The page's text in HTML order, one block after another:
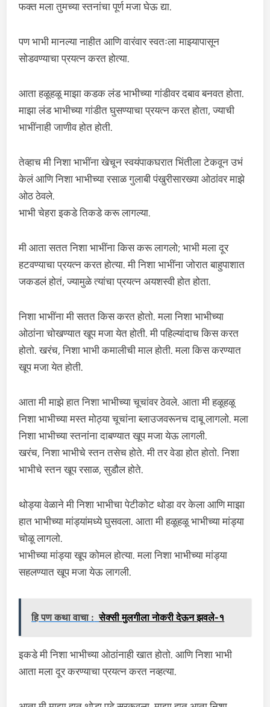
फक्त मला तुमच्या स्तनांचा पूर्ण मजा घेऊ द्या.
पण भाभी मानल्या नाहीत आणि वारंवार स्वतःला माझ्यापासून
सोडवण्याचा प्रयत्न करत होत्या.
आता हळूहळू माझा कडक लंड भाभीच्या गांडीवर दबाव बनवत होता.
माझा लंड भाभीच्या गांडीत घुसण्याचा प्रयत्न करत होता, ज्याची
भाभींनाही जाणीव होत होती.
तेव्हाच मी निशा भाभींना खेचून स्वयंपाकघरात भिंतीला टेकवून उभं
केलं आणि निशा भाभीच्या रसाळ गुलाबी पंखुरीसारख्या ओठांवर माझे
ओठ ठेवले.
भाभी चेहरा इकडे तिकडे करू लागल्या.
मी आता सतत निशा भाभींना किस करू लागलो; भाभी मला दूर
हटवण्याचा प्रयत्न करत होत्या. मी निशा भाभींना जोरात बाहुपाशात
जकडलं होतं, ज्यामुळे त्यांचा प्रयत्न अयशस्वी होत होता.
निशा भाभींना मी सतत किस करत होतो. मला निशा भाभीच्या
ओठांना चोखण्यात खूप मजा येत होती. मी पहिल्यांदाच किस करत
होतो. खरंच, निशा भाभी कमालीची माल होती. मला किस करण्यात
खूप मजा येत होती.
आता मी माझे हात निशा भाभीच्या चूचांवर ठेवले. आता मी हळूहळू
निशा भाभीच्या मस्त मोठ्या चूचांना ब्लाउजवरूनच दाबू लागलो. मला
निशा भाभीच्या स्तनांना दाबण्यात खूप मजा येऊ लागली.
खरंच, निशा भाभीचे स्तन तसेच होते. मी तर वेडा होत होतो. निशा
भाभीचे स्तन खूप रसाळ, सुडौल होते.
थोड्या वेळाने मी निशा भाभीचा पेटीकोट थोडा वर केला आणि माझा
हात भाभीच्या मांड्यांमध्ये घुसवला. आता मी हळूहळू भाभीच्या मांड्या
चोळू लागलो.
भाभीच्या मांड्या खूप कोमल होत्या. मला निशा भाभीच्या मांड्या
सहलण्यात खूप मजा येऊ लागली.
हि पण कथा वाचा : सेक्सी मुलगीला नोकरी देऊन झवले-१
इकडे मी निशा भाभीच्या ओठांनाही खात होतो. आणि निशा भाभी
आता मला दूर करण्याचा प्रयत्न करत नव्हत्या.